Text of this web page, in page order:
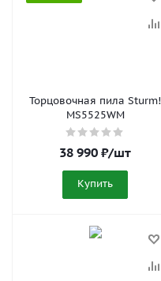
Торцовочная пила Sturm!
MS5525WM
38 990 ₽/шт
Купить